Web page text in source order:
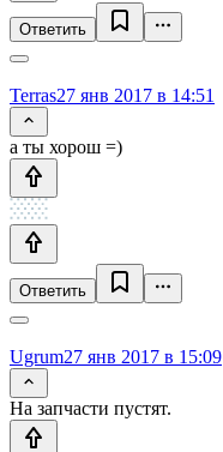
Ответить
Terras27 янв 2017 в 14:51
а ты хорош =)
Ответить
Ugrum27 янв 2017 в 15:09
На запчасти пустят.